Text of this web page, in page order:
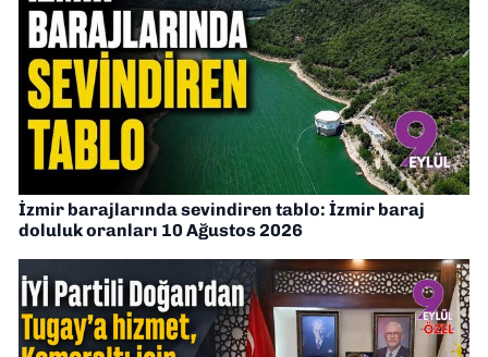
İzmir barajlarında sevindiren tablo: İzmir baraj
doluluk oranları 10 Ağustos 2026